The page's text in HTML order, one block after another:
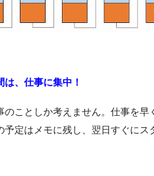
は、仕事に集中！
のことしか考えません。仕事を
予定はメモに残し、翌日すぐにス